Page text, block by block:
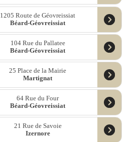
1205 Route de Géovreissiat
Béard-Géovreissiat
104 Rue du Pallatee
Béard-Géovreissiat
25 Place de la Mairie
Martignat
64 Rue du Four
Béard-Géovreissiat
21 Rue de Savoie
Izernore